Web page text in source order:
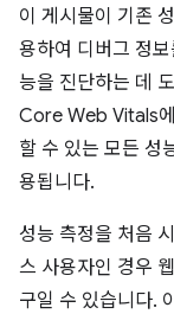
이 게시물이 기존
용하여 디버그 정
능을 진단하는 데
Core Web Vitals
할 수 있는 모든 성
용됩니다.
성능 측정을 처음
스 사용자인 경우
구일 수 있습니다.